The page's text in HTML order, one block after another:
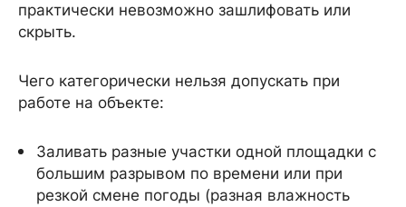
практически невозможно зашлифовать или
скрыть.
Чего категорически нельзя допускать при
работе на объекте:
Заливать разные участки одной площадки с
большим разрывом по времени или при
резкой смене погоды (разная влажность